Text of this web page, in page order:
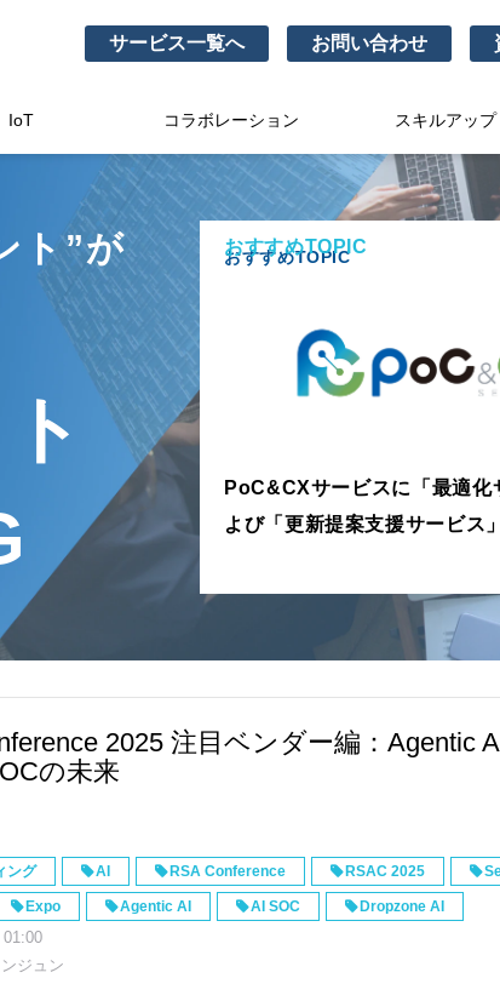
サービス一覧へ お問い合わせ
IoT コラボレーション スキルアップ
ト”が
おすすめTOPIC
PoC&CXサービスに「最適化
よび「更新提案支援サービス
おすすめTOPIC
2025 注目ベンダー編：Agentic
の未来
ング AI RSA Conference RSAC 2025
Expo Agentic AI AI SOC Dropzone AI
01:00
ジュン